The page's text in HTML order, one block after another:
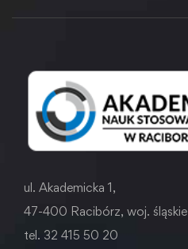
ul. Akademicka 1,
47-400 Racibórz, woj. śląskie
tel. 32 415 50 20